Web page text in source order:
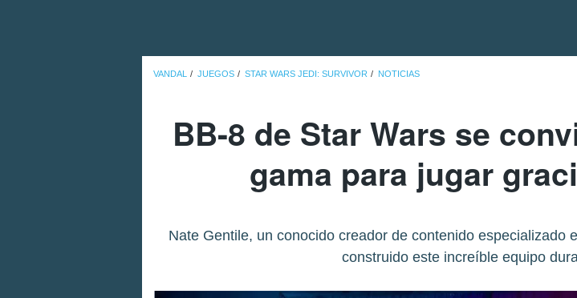
VANDAL JUEGOS STAR WARS JEDI: SURVIVOR NOTICIAS
BB-8 de Star Wars se
gama para jugar
Nate Gentile, un conocido creador de contenido
construido este increíble equipo